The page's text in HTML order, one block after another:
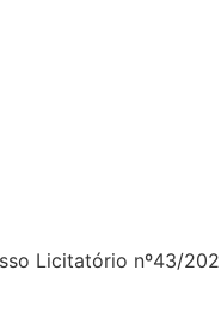
Licitatório nº43/